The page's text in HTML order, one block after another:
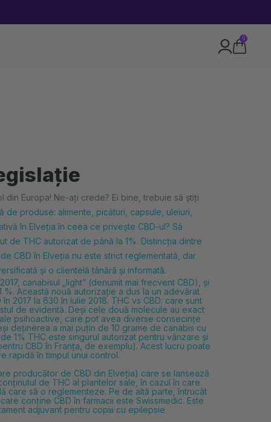
0
Europa! Ne-ați crede? Ei bine, trebuie să știți
de produse: alimente, picături, capsule, uleiuri,
în Elveția în ceea ce privește CBD-ul? Să
de THC autorizat de până la 1%. Distincția dintre
CBD în Elveția nu este strict reglementată, dar
și o clientelă tânără și informată.
canabisul „light” (denumit mai frecvent CBD), și
%. Această nouă autorizație a dus la un adevărat
2017 la 630 în iulie 2018. THC vs CBD: care sunt
de evidentă. Deși cele două molecule au exact
psihoactive, care pot avea diverse consecințe
deținerea a mai puțin de 10 grame de canabis cu
1% THC este singurul autorizat pentru vânzare și
CBD în Franța, de exemplu). Acest lucru poate
rapidă în timpul unui control.
producător de CBD din Elveția) care se lansează
de THC al plantelor sale, în cazul în care
care să o reglementeze. Pe de altă parte, întrucât
conține CBD în farmacii este Swissmedic. Este
adjuvant pentru copiii cu epilepsie.